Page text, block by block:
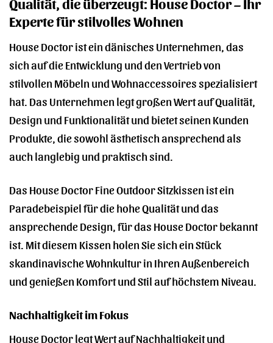
Experte für stilvolles Wohnen
House Doctor ist ein dänisches Unternehmen, das
sich auf die Entwicklung und den Vertrieb von
stilvollen Möbeln und Wohnaccessoires spezialisiert
hat. Das Unternehmen legt großen Wert auf Qualität,
Design und Funktionalität und bietet seinen Kunden
Produkte, die sowohl ästhetisch ansprechend als
auch langlebig und praktisch sind.
Das House Doctor Fine Outdoor Sitzkissen ist ein
Paradebeispiel für die hohe Qualität und das
ansprechende Design, für das House Doctor bekannt
ist. Mit diesem Kissen holen Sie sich ein Stück
skandinavische Wohnkultur in Ihren Außenbereich
und genießen Komfort und Stil auf höchstem Niveau.
Nachhaltigkeit im Fokus
House Doctor legt Wert auf Nachhaltigkeit und